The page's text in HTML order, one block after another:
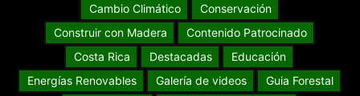
Cambio Climático
Conservación
Construir con Madera
Contenido Patrocinado
Costa Rica
Destacadas
Educación
Energías Renovables
Galería de videos
Guia Forestal